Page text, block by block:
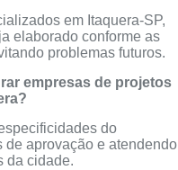
em Itaquera-SP,
elaborado conforme as
problemas futuros.
empresas de projetos
do
aprovação e atendendo
da cidade.